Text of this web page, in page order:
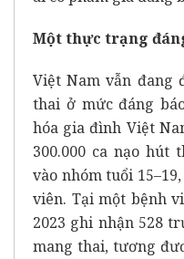
Một thực trạng
Việt Nam vẫn đang
thai ở mức đáng
hóa gia đình Việt
300.000 ca nạo
vào nhóm tuổi
viên. Tại một bệnh
2023 ghi nhận 528
mang thai, tương